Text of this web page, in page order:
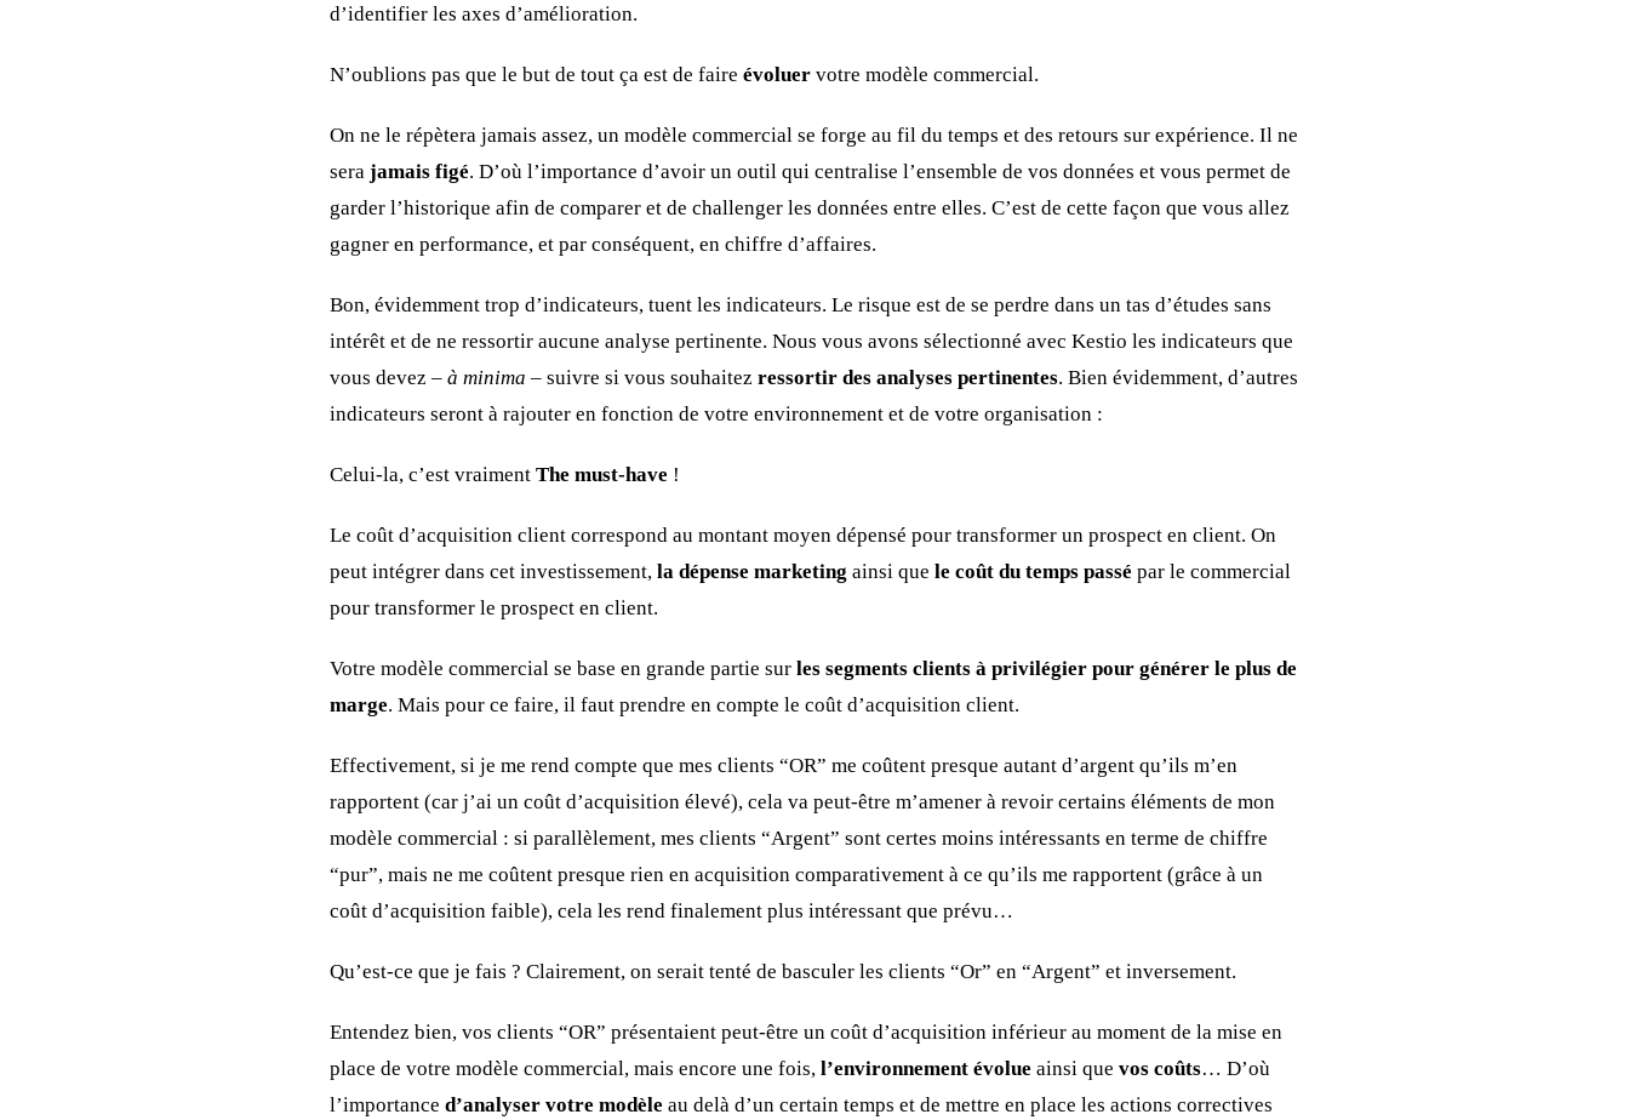
d’identifier les axes d’amélioration.
N’oublions pas que le but de tout ça est de faire évoluer votre modèle commercial.
On ne le répètera jamais assez, un modèle commercial se forge au fil du temps et des retours sur expérience. Il ne
sera jamais figé. D’où l’importance d’avoir un outil qui centralise l’ensemble de vos données et vous permet de
garder l’historique afin de comparer et de challenger les données entre elles. C’est de cette façon que vous allez
gagner en performance, et par conséquent, en chiffre d’affaires.
Bon, évidemment trop d’indicateurs, tuent les indicateurs. Le risque est de se perdre dans un tas d’études sans
intérêt et de ne ressortir aucune analyse pertinente. Nous vous avons sélectionné avec Kestio les indicateurs que
vous devez – à minima – suivre si vous souhaitez ressortir des analyses pertinentes. Bien évidemment, d’autres
indicateurs seront à rajouter en fonction de votre environnement et de votre organisation :
Celui-la, c’est vraiment The must-have !
Le coût d’acquisition client correspond au montant moyen dépensé pour transformer un prospect en client. On
peut intégrer dans cet investissement, la dépense marketing ainsi que le coût du temps passé par le commercial
pour transformer le prospect en client.
Votre modèle commercial se base en grande partie sur les segments clients à privilégier pour générer le plus de
marge. Mais pour ce faire, il faut prendre en compte le coût d’acquisition client.
Effectivement, si je me rend compte que mes clients “OR” me coûtent presque autant d’argent qu’ils m’en
rapportent (car j’ai un coût d’acquisition élevé), cela va peut-être m’amener à revoir certains éléments de mon
modèle commercial : si parallèlement, mes clients “Argent” sont certes moins intéressants en terme de chiffre
“pur”, mais ne me coûtent presque rien en acquisition comparativement à ce qu’ils me rapportent (grâce à un
coût d’acquisition faible), cela les rend finalement plus intéressant que prévu…
Qu’est-ce que je fais ? Clairement, on serait tenté de basculer les clients “Or” en “Argent” et inversement.
Entendez bien, vos clients “OR” présentaient peut-être un coût d’acquisition inférieur au moment de la mise en
place de votre modèle commercial, mais encore une fois, l’environnement évolue ainsi que vos coûts… D’où
l’importance d’analyser votre modèle au delà d’un certain temps et de mettre en place les actions correctives